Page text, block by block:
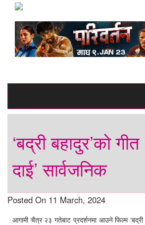
‘बद्री बहादुर’को
दाई’ सार्वजनिक
Posted On 11 March, 2024
आगामी चैत्र २३ गतेबाट प्रदर्शनमा आउने फिल्म ‘बद्री